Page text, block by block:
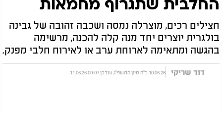
החלבית שתגרוף מחמאות
חצילים רכים, מוצרלה נמסה ושכבה זהובה של גבינה
בולגרית יוצרים יחד מנה קלה להכנה, מרשימה
בהגשה ומתאימה לארוחת ערב או לאירוח חלבי מפנק.
דוד שריקי 10.06.26 כ"ה סיון התשפ"ו, עודכן 00:07 11.06.26